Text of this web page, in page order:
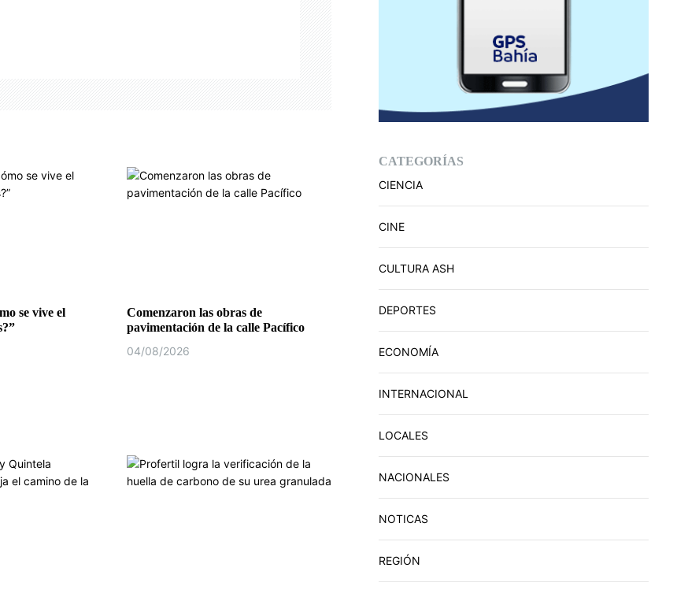
se vive el
Comenzaron las obras de
pavimentación de la calle Pacífico
04/08/2026
CATEGORÍAS
CIENCIA
CINE
CULTURA ASH
DEPORTES
ECONOMÍA
INTERNACIONAL
LOCALES
NACIONALES
NOTICAS
REGIÓN